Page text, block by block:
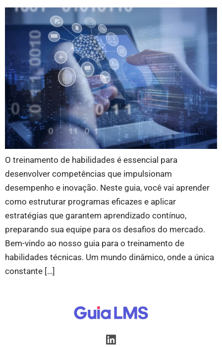
O treinamento de habilidades é essencial para
desenvolver competências que impulsionam
desempenho e inovação. Neste guia, você vai aprender
como estruturar programas eficazes e aplicar
estratégias que garantem aprendizado contínuo,
preparando sua equipe para os desafios do mercado.
Bem-vindo ao nosso guia para o treinamento de
habilidades técnicas. Um mundo dinâmico, onde a única
constante […]